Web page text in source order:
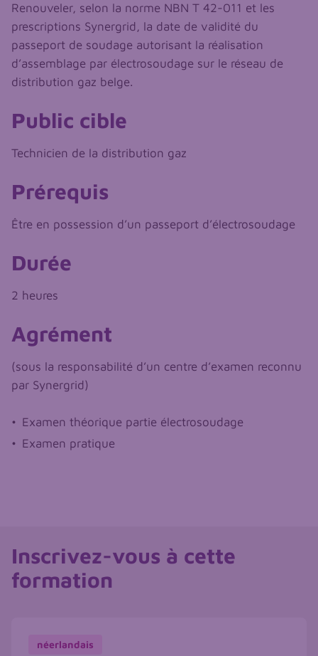
Renouveler, selon la norme NBN T 42-011 et les
prescriptions Synergrid, la date de validité du
passeport de soudage autorisant la réalisation
d’assemblage par électrosoudage sur le réseau de
distribution gaz belge.
Public cible
Technicien de la distribution gaz
Prérequis
Être en possession d’un passeport d’électrosoudage
Durée
2 heures
Agrément
(sous la responsabilité d’un centre d’examen reconnu
par Synergrid)
Examen théorique partie électrosoudage
Examen pratique
Inscrivez-vous à cette
formation
néerlandais